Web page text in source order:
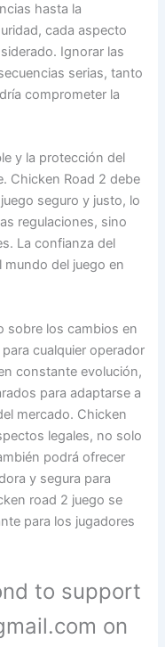
hasta la
cada aspecto
Ignorar las
serias, tanto
comprometer la
y la protección del
Chicken Road 2 debe
seguro y justo, lo
regulaciones, sino
La confianza del
mundo del juego en
sobre los cambios en
cualquier operador
constante evolución,
para adaptarse a
mercado. Chicken
legales, no solo
podrá ofrecer
y segura para
road 2 juego se
para los jugadores
to support
on